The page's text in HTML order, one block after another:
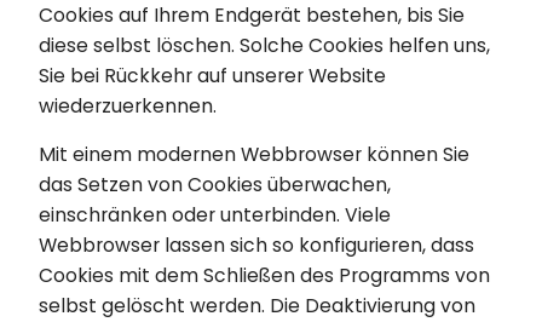
Cookies auf Ihrem Endgerät bestehen, bis Sie
diese selbst löschen. Solche Cookies helfen uns,
Sie bei Rückkehr auf unserer Website
wiederzuerkennen.
Mit einem modernen Webbrowser können Sie
das Setzen von Cookies überwachen,
einschränken oder unterbinden. Viele
Webbrowser lassen sich so konfigurieren, dass
Cookies mit dem Schließen des Programms von
selbst gelöscht werden. Die Deaktivierung von